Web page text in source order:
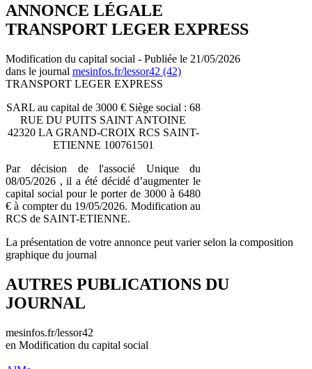
ANNONCE LÉGALE
TRANSPORT LEGER EXPRESS
Modification du capital social - Publiée le 21/05/2026
dans le journal mesinfos.fr/lessor42 (42)
TRANSPORT LEGER EXPRESS
SARL au capital de 3000 € Siège social : 68
RUE DU PUITS SAINT ANTOINE
42320 LA GRAND-CROIX RCS SAINT-
ETIENNE 100761501
Par décision de l'associé Unique du
08/05/2026 , il a été décidé d’augmenter le
capital social pour le porter de 3000 à 6480
€ à compter du 19/05/2026. Modification au
RCS de SAINT-ETIENNE.
La présentation de votre annonce peut varier selon la composition
graphique du journal
AUTRES PUBLICATIONS DU
JOURNAL
mesinfos.fr/lessor42
en Modification du capital social